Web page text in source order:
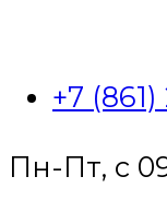
+7
Пн-Пт, с